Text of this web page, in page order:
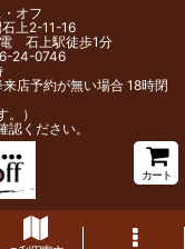
オフ
上2-11-16
石上駅徒歩1分
24-0746
店予約が無い場合 18時閉
）
ください。
カート